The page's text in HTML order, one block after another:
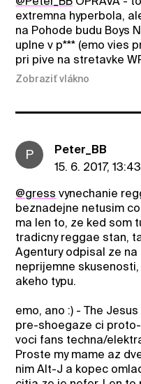
extremna hyperbola,
na Pohode budu Boys
uplne v p*** (emo vies
pri pive na stretavke
Zobraziť vlákno
P
Peter_BB
15. 6. 2017, 13:43
@gress vynechanie
beznadejne netusim
ma len to, ze ked som
tradicny reggae stan,
Agentury odpisal ze
neprijemne
akeho typu.
emo, ano :) - The
pre-shoegaze ci
voci fans techna/
Proste my mame az
nim Alt-J a kopec